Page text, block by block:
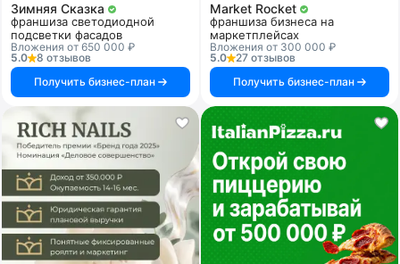
Зимняя Сказка
франшиза светодиодной
подсветки фасадов
Вложения от 650 000 ₽
5.0
8 отзывов
Получить бизнес-план
Market Rocket
франшиза бизнеса на
маркетплейсах
Вложения от 300 000 ₽
5.0
27 отзывов
Получить бизнес-план